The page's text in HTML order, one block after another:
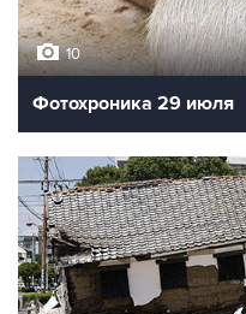
10
Фотохроника 29 июля